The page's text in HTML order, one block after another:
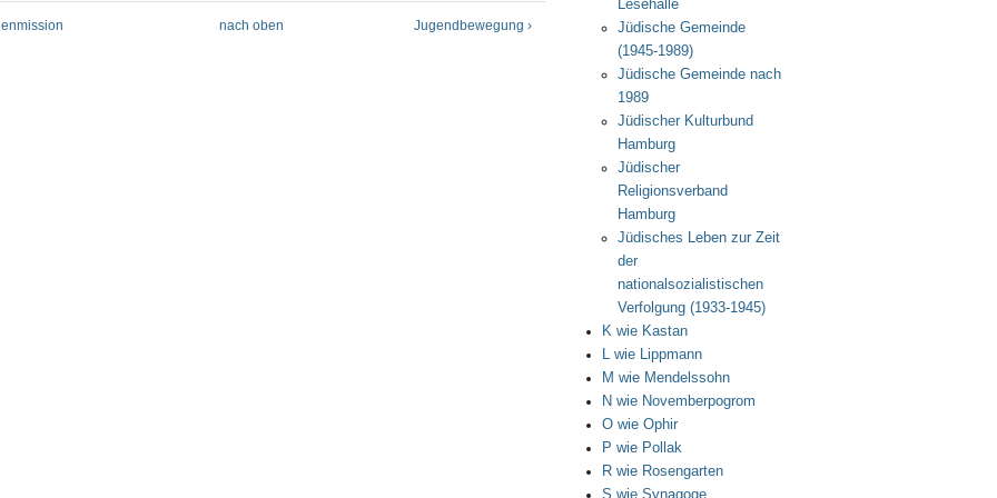
nach oben Jugendbewegung ›
Lesehalle
Jüdische Gemeinde
(1945-1989)
Jüdische Gemeinde nach
1989
Jüdischer Kulturbund
Hamburg
Jüdischer
Religionsverband
Hamburg
Jüdisches Leben zur Zeit
der
nationalsozialistischen
Verfolgung (1933-1945)
K wie Kastan
L wie Lippmann
M wie Mendelssohn
N wie Novemberpogrom
O wie Ophir
P wie Pollak
R wie Rosengarten
S wie Synagoge